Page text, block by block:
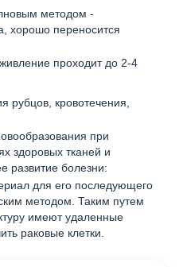
методом -
хорошо переносится
проходит до 2-4
рубцов, кровотечения,
при
здоровых тканей и
развитие болезни:
для его последующего
методом. Таким путем
имеют удаленные
раковые клетки.